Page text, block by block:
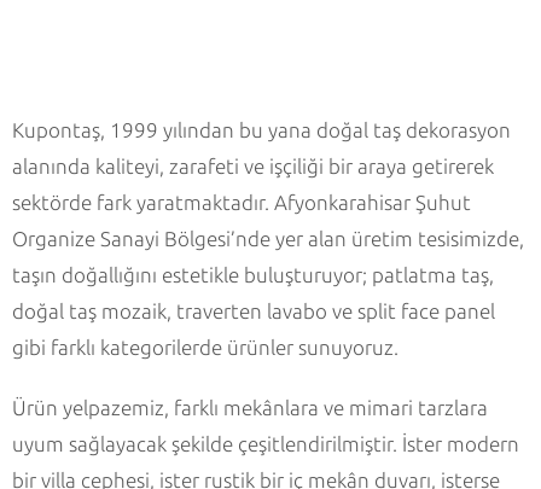
Kupontaş, 1999 yılından bu yana doğal taş dekorasyon
alanında kaliteyi, zarafeti ve işçiliği bir araya getirerek
sektörde fark yaratmaktadır. Afyonkarahisar Şuhut
Organize Sanayi Bölgesi’nde yer alan üretim tesisimizde,
taşın doğallığını estetikle buluşturuyor; patlatma taş,
doğal taş mozaik, traverten lavabo ve split face panel
gibi farklı kategorilerde ürünler sunuyoruz.
Ürün yelpazemiz, farklı mekânlara ve mimari tarzlara
uyum sağlayacak şekilde çeşitlendirilmiştir. İster modern
bir villa cephesi, ister rustik bir iç mekân duvarı, isterse